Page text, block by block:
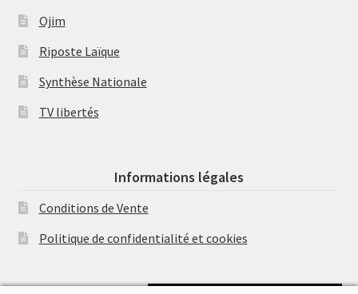
Ojim
Riposte Laïque
Synthèse Nationale
TV libertés
Informations légales
Conditions de Vente
Politique de confidentialité et cookies